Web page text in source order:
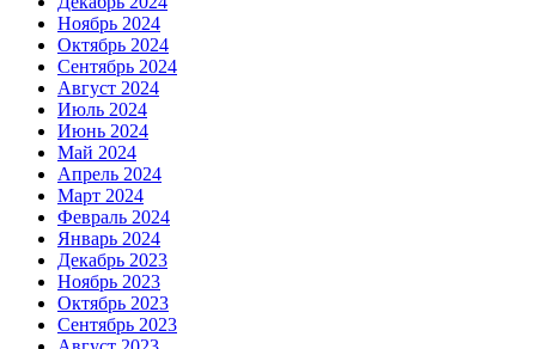
Ноябрь 2024
Октябрь 2024
Сентябрь 2024
Август 2024
Июль 2024
Июнь 2024
Май 2024
Апрель 2024
Март 2024
Февраль 2024
Январь 2024
Декабрь 2023
Ноябрь 2023
Октябрь 2023
Сентябрь 2023